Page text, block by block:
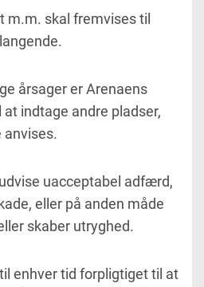
m.m. skal fremvises til
årsager er Arenaens
indtage andre pladser,
uacceptabel adfærd,
eller på anden måde
skaber utryghed.
enhver tid forpligtiget til at